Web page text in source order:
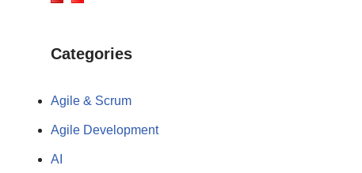
Categories
Agile & Scrum
Agile Development
AI